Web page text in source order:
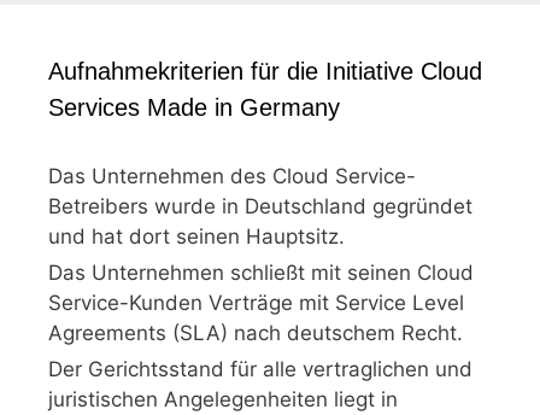
Aufnahmekriterien für die Initiative Cloud
Services Made in Germany
Das Unternehmen des Cloud Service-
Betreibers wurde in Deutschland gegründet
und hat dort seinen Hauptsitz.
Das Unternehmen schließt mit seinen Cloud
Service-Kunden Verträge mit Service Level
Agreements (SLA) nach deutschem Recht.
Der Gerichtsstand für alle vertraglichen und
juristischen Angelegenheiten liegt in